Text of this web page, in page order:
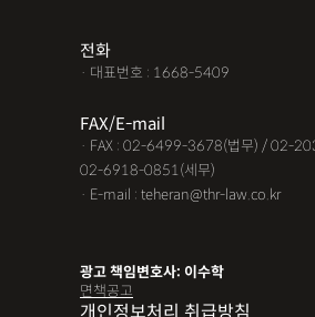
전화
· 대표번호 : 1668-5409
FAX/E-mail
· FAX : 02-6499-3678(법무) / 02-
02-6918-0851(세무)
· E-mail : teheran@thr-law.co.kr
광고 책임변호사: 이수학
면책공고